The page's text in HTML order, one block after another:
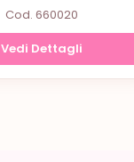
Cod. 660020
Vedi Dettagli